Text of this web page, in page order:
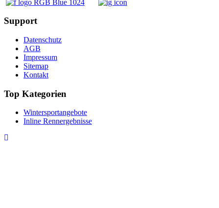
Support
Datenschutz
AGB
Impressum
Sitemap
Kontakt
Top Kategorien
Wintersportangebote
Inline Rennergebnisse